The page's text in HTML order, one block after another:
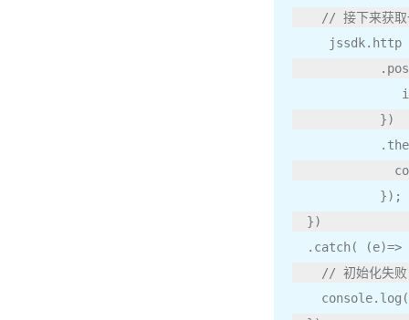
// 接下来获取
     jssdk
. http
.
})
.
});
})
. catch( (e)=>
// 初始化失败
    console
. log (